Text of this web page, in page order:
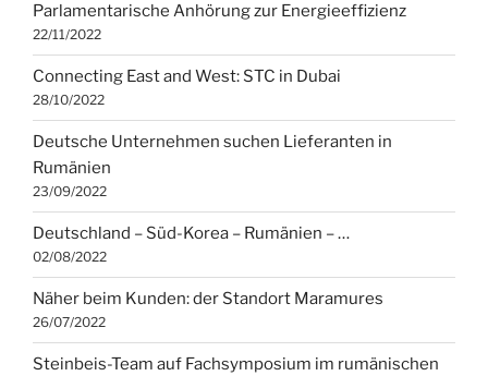
Parlamentarische Anhörung zur Energieeffizienz
22/11/2022
Connecting East and West: STC in Dubai
28/10/2022
Deutsche Unternehmen suchen Lieferanten in
Rumänien
23/09/2022
Deutschland – Süd-Korea – Rumänien – …
02/08/2022
Näher beim Kunden: der Standort Maramures
26/07/2022
Steinbeis-Team auf Fachsymposium im rumänischen